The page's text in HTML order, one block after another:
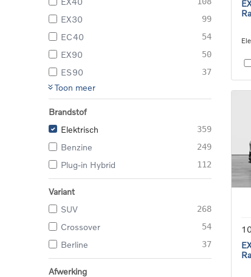
EX30 99
EC40 54
EX90 50
ES90 37
Toon meer
Brandstof
Elektrisch
359
Benzine 249
Plug-in Hybrid 112
Variant
SUV
268
Crossover 54
Berline 37
Afwerking